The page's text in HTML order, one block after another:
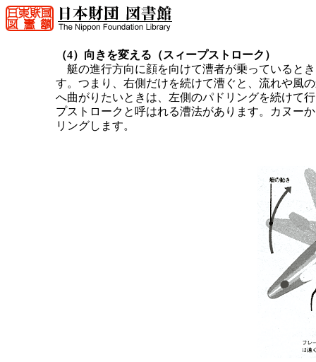
（4）向きを変える（スィープストローク）
艇の進行方向に顔を向けて漕者が乗っていると
す。つまり、右側だけを続けて漕ぐと、流れや風
へ曲がりたいときは、左側のパドリングを続けて
プストロークと呼はれる漕法があります。カヌー
リングします。